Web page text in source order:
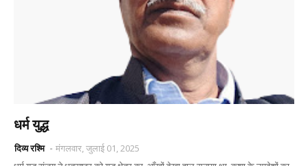
धर्म युद्ध
दिव्य रश्मि
मंगलवार, जुलाई 01, 2025